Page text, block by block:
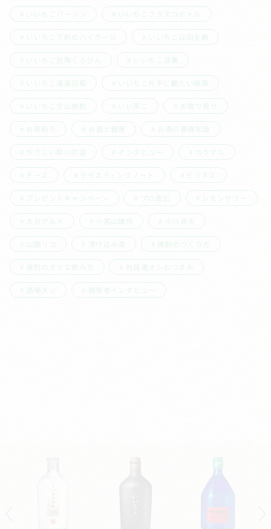
いいちこパーソン いいちこフラスコボトル
いいちこ下町のハイボール いいちこ日田全麹
いいちこ民陶くろびん いいちこ深薫
いいちこ漫画日和 いいちこ片手に観たい映画
いいちこ空山独酌 いい茶こ お取り寄せ
お茶割り お酒と健康 お酒の基礎知識
やさしい酔い対談 インタビュー カクテル
チーズ テイスティングノート ビジネス
プレゼントキャンペーン プロ直伝 レモンサワー
大分グルメ 小宮山雄飛 小川貞夫
山脇リコ 漬け込み酒 焼酎のつくり方
焼酎のオツな飲み方 社員激オシおつまみ
酒場メシ 開発者インタビュー